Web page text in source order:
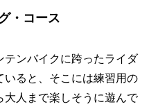
・コース
テンバイクに跨ったライダ
いると、そこには練習用の
大人まで楽しそうに遊んで